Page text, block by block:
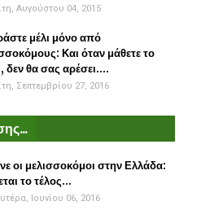
Αυγούστου 04, 2015
μέλι μόνο από
Και όταν μάθετε το
δεν θα σας αρέσει....
Σεπτεμβρίου 27, 2016
οι μελισσοκόμοι στην Ελλάδα:
το τέλος...
Ιουνίου 06, 2016